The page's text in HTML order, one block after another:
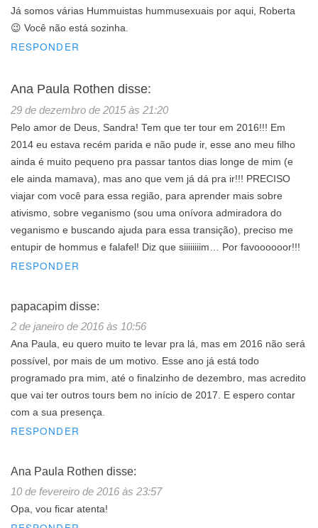
Já somos várias Hummuistas hummusexuais por aqui, Roberta
😉 Você não está sozinha.
RESPONDER
Ana Paula Rothen disse:
29 de dezembro de 2015 às 21:20
Pelo amor de Deus, Sandra! Tem que ter tour em 2016!!! Em
2014 eu estava recém parida e não pude ir, esse ano meu filho
ainda é muito pequeno pra passar tantos dias longe de mim (e
ele ainda mamava), mas ano que vem já dá pra ir!!! PRECISO
viajar com você para essa região, para aprender mais sobre
ativismo, sobre veganismo (sou uma onívora admiradora do
veganismo e buscando ajuda para essa transição), preciso me
entupir de hommus e falafel! Diz que siiiiiiiim… Por favoooooor!!!
RESPONDER
papacapim disse:
2 de janeiro de 2016 às 10:56
Ana Paula, eu quero muito te levar pra lá, mas em 2016 não será
possível, por mais de um motivo. Esse ano já está todo
programado pra mim, até o finalzinho de dezembro, mas acredito
que vai ter outros tours bem no início de 2017. E espero contar
com a sua presença.
RESPONDER
Ana Paula Rothen disse:
10 de fevereiro de 2016 às 23:57
Opa, vou ficar atenta!